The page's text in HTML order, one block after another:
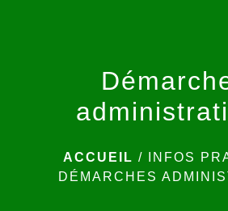
ACCUEIL / INFOS
DÉMARCHES